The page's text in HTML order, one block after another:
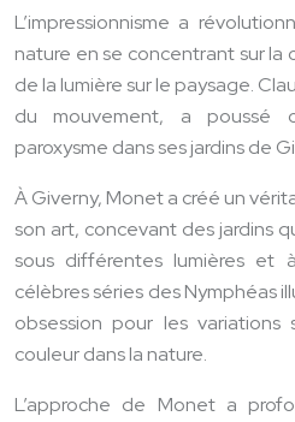
L’impressionnisme a
nature en se concentrant sur
de la lumière sur le paysage.
du mouvement, a poussé
paroxysme dans ses jardins de
À Giverny, Monet a créé un
son art, concevant des jardins
sous différentes lumières et
célèbres séries des Nymphéas
obsession pour les
couleur dans la nature.
L’approche de Monet a